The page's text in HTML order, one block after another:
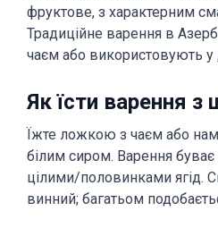
фруктове, з характерним
Традиційне варення в
чаєм або використовують у
Як їсти варення з
Їжте ложкою з чаєм або
білим сиром. Варення
цілими/половинками ягід.
винний; багатьом